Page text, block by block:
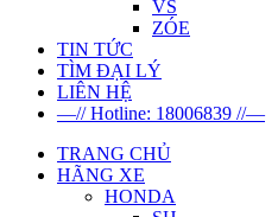
VS
ZÓE
TIN TỨC
TÌM ĐẠI LÝ
LIÊN HỆ
—// Hotline: 18006839 //—
TRANG CHỦ
HÃNG XE
HONDA